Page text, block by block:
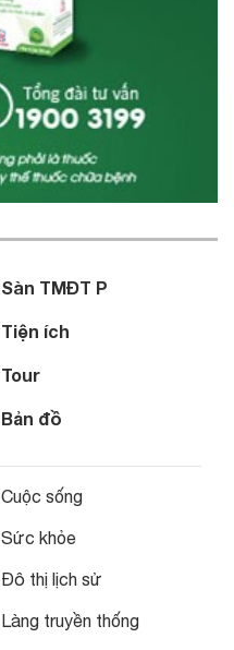
Sàn TMĐT P
Tiện ích
Tour
Bản đồ
Cuộc sống
Sức khỏe
Đô thị lịch sử
Làng truyền thống